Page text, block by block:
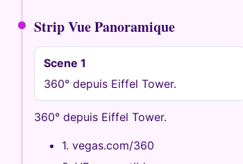
Strip Vue Panoramique
Scene 1
360° depuis Eiffel Tower.
360° depuis Eiffel Tower.
1. vegas.com/360